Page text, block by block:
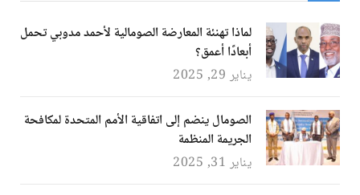
لماذا تهنئة المعارضة الصومالية لأحمد مدوبي تحمل
أبعادًا أعمق؟
يناير 29, 2025
الصومال ينضم إلى اتفاقية الأمم المتحدة لمكافحة
الجريمة المنظمة
يناير 31, 2025